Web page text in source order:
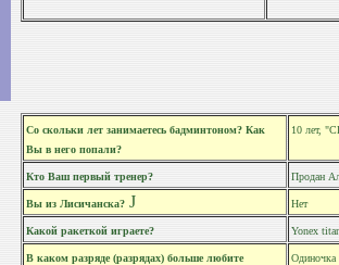
Со скольки лет занимаетесь бадминтоном? Как
Вы в него попали?
10 лет,
Кто Ваш первый тренер? Продан
Вы из Лисичанска? J Нет
Какой ракеткой играете? Yonex
В каком разряде (разрядах) больше любите
Одиночка